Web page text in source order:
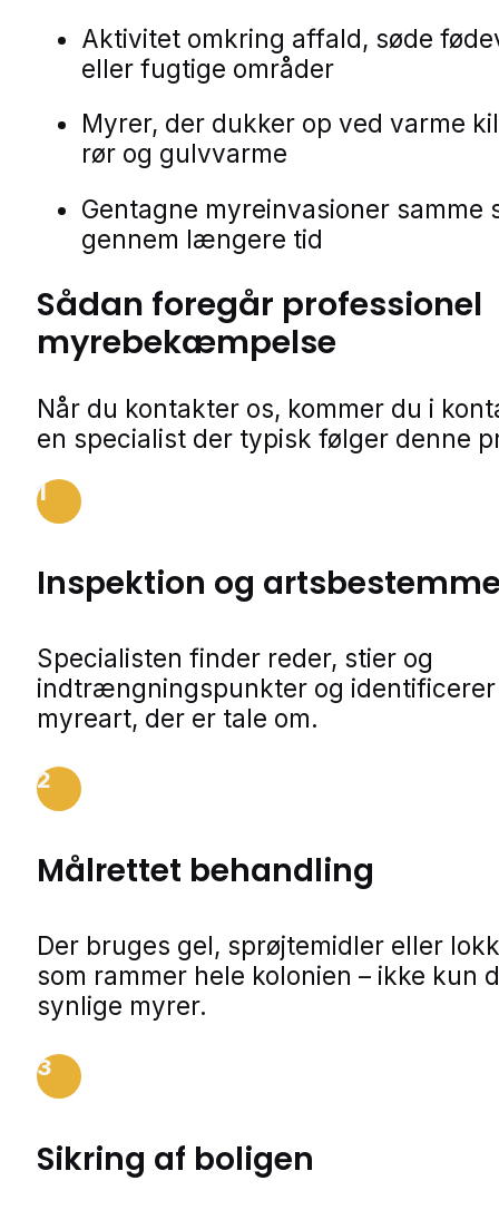
Aktivitet omkring affald, søde
eller fugtige områder
Myrer, der dukker op ved varme
rør og gulvvarme
Gentagne myreinvasioner samme
gennem længere tid
Sådan foregår professionel
myrebekæmpelse
Når du kontakter os, kommer du i
en specialist der typisk følger denne
1
Inspektion og
Specialisten finder reder, stier og
indtrængningspunkter og
myreart, der er tale om.
2
Målrettet behandling
Der bruges gel, sprøjtemidler eller
som rammer hele kolonien – ikke kun
synlige myrer.
3
Sikring af boligen